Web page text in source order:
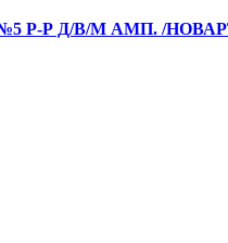
Р-Р Д/В/М АМП. /